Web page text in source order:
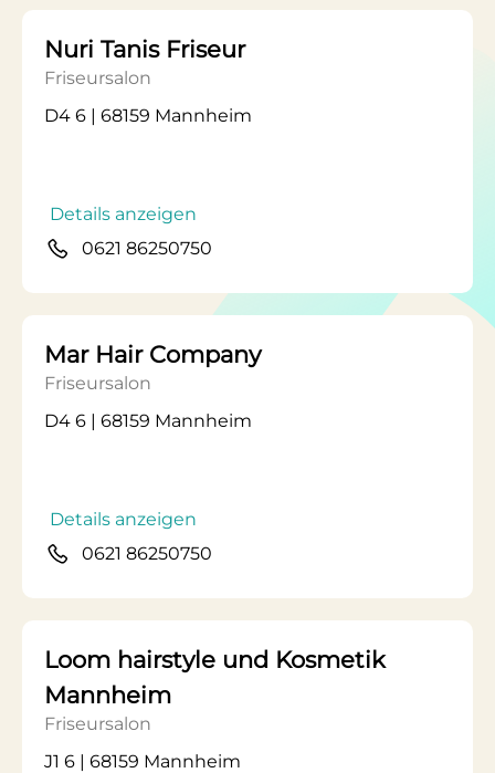
Nuri Tanis Friseur
Friseursalon
D4 6 | 68159 Mannheim
Details anzeigen
0621 86250750
Mar Hair Company
Friseursalon
D4 6 | 68159 Mannheim
Details anzeigen
0621 86250750
Loom hairstyle und Kosmetik
Mannheim
Friseursalon
J1 6 | 68159 Mannheim